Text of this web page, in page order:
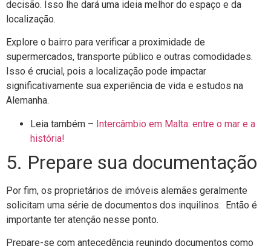
decisão. Isso lhe dará uma ideia melhor do espaço e da
localização.
Explore o bairro para verificar a proximidade de
supermercados, transporte público e outras comodidades.
Isso é crucial, pois a localização pode impactar
significativamente sua experiência de vida e estudos na
Alemanha.
Leia também – Intercâmbio em Malta: entre o mar e a
história!
5. Prepare sua documentação
Por fim, os proprietários de imóveis alemães geralmente
solicitam uma série de documentos dos inquilinos. Então é
importante ter atenção nesse ponto.
Prepare-se com antecedência reunindo documentos como